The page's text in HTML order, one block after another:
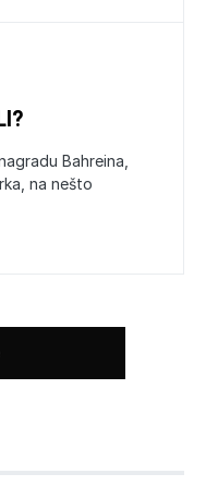
Bahreina,
na nešto